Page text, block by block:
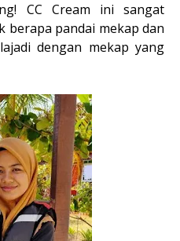
CC Cream ini sangat
berapa pandai mekap dan
dengan mekap yang